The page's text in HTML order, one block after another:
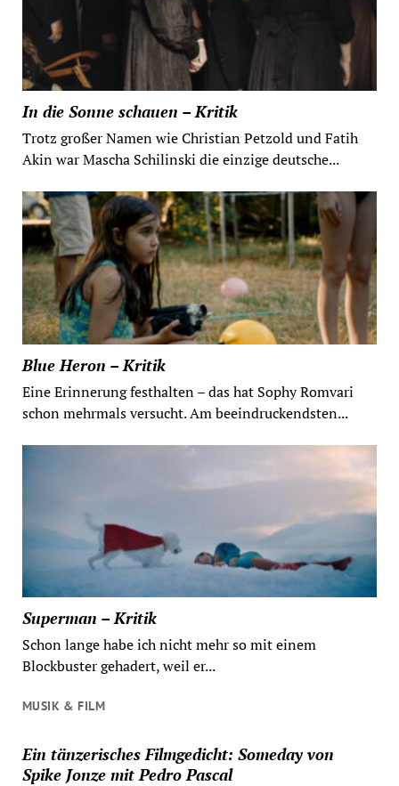
In die Sonne schauen – Kritik
Trotz großer Namen wie Christian Petzold und Fatih
Akin war Mascha Schilinski die einzige deutsche...
Blue Heron – Kritik
Eine Erinnerung festhalten – das hat Sophy Romvari
schon mehrmals versucht. Am beeindruckendsten...
Superman – Kritik
Schon lange habe ich nicht mehr so mit einem
Blockbuster gehadert, weil er...
MUSIK & FILM
Ein tänzerisches Filmgedicht: Someday von
Spike Jonze mit Pedro Pascal